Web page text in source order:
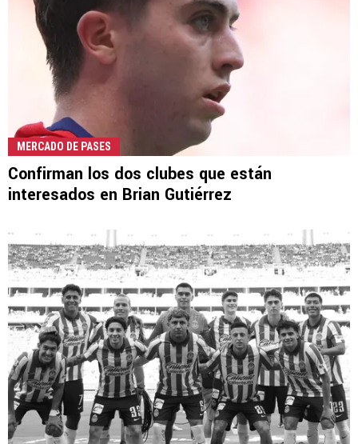
MERCADO DE PASES
Confirman los dos clubes que están
interesados en Brian Gutiérrez